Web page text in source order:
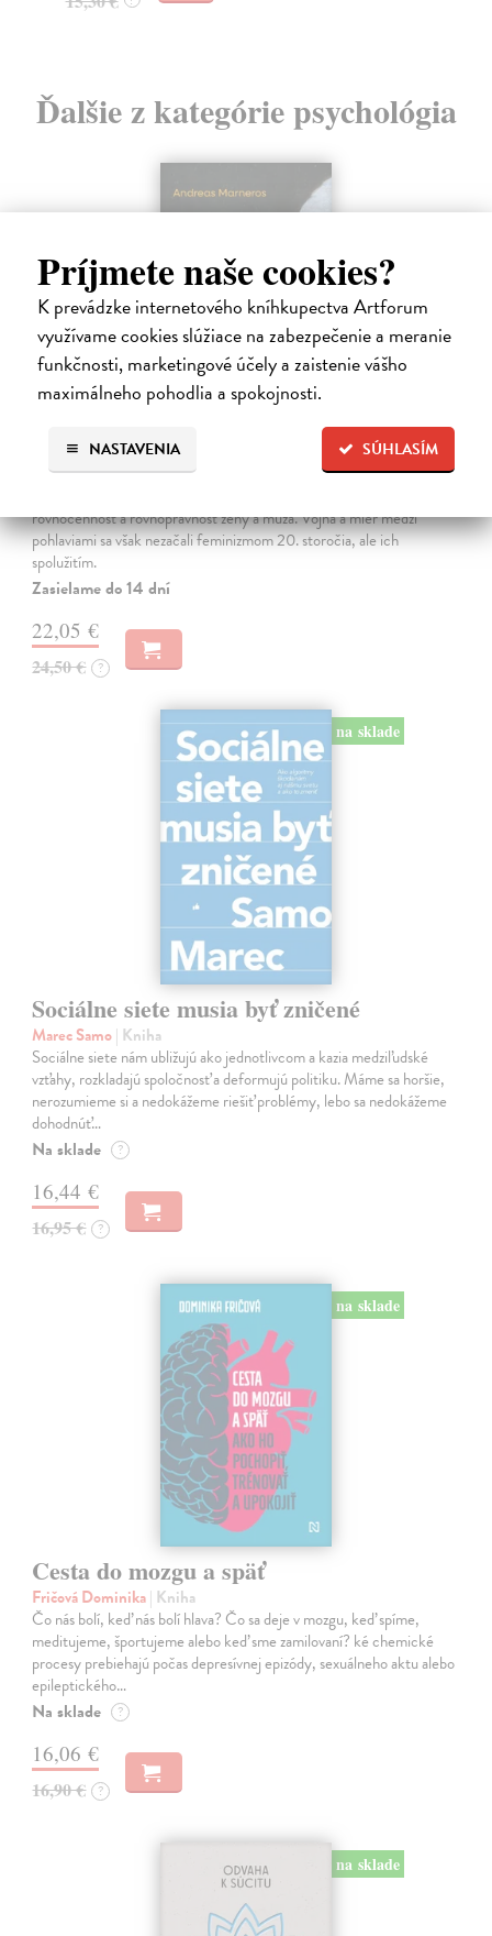
Príjmete naše cookies?
K prevádzke internetového kníhkupectva Artforum
využívame cookies slúžiace na zabezpečenie a meranie
funkčnosti, marketingové účely a zaistenie vášho
maximálneho pohodlia a spokojnosti.
SÚHLASÍM
NASTAVENIA
Ďalšie z kategórie psychológia
Trpkejšia ako smrť je žena
Marneros Andreas| Kniha
rovnocennosť a rovnoprávnosť ženy a muža. Vojna a mier medzi
pohlaviami sa však nezačali feminizmom 20. storočia, ale ich
spolužitím.
Zasielame do 14 dní
22,05 €
24,50 € ?
na sklade
Sociálne siete musia byť zničené
Marec Samo| Kniha
Sociálne siete nám ubližujú ako jednotlivcom a kazia medziľudské
vzťahy, rozkladajú spoločnosť a deformujú politiku. Máme sa horšie,
nerozumieme si a nedokážeme riešiť problémy, lebo sa nedokážeme
dohodnúť…
Na sklade ?
16,44 €
16,95 € ?
na sklade
Cesta do mozgu a späť
Fričová Dominika| Kniha
Čo nás bolí, keď nás bolí hlava? Čo sa deje v mozgu, keď spíme,
meditujeme, športujeme alebo keď sme zamilovaní? ké chemické
procesy prebiehajú počas depresívnej epizódy, sexuálneho aktu alebo
epileptického…
Na sklade ?
16,06 €
16,90 € ?
na sklade